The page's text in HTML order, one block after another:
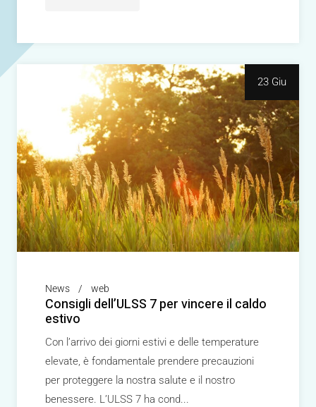
23 Giu
News web
Consigli dell’ULSS 7 per vincere il caldo
estivo
Con l’arrivo dei giorni estivi e delle temperature
elevate, è fondamentale prendere precauzioni
per proteggere la nostra salute e il nostro
benessere. L’ULSS 7 ha cond